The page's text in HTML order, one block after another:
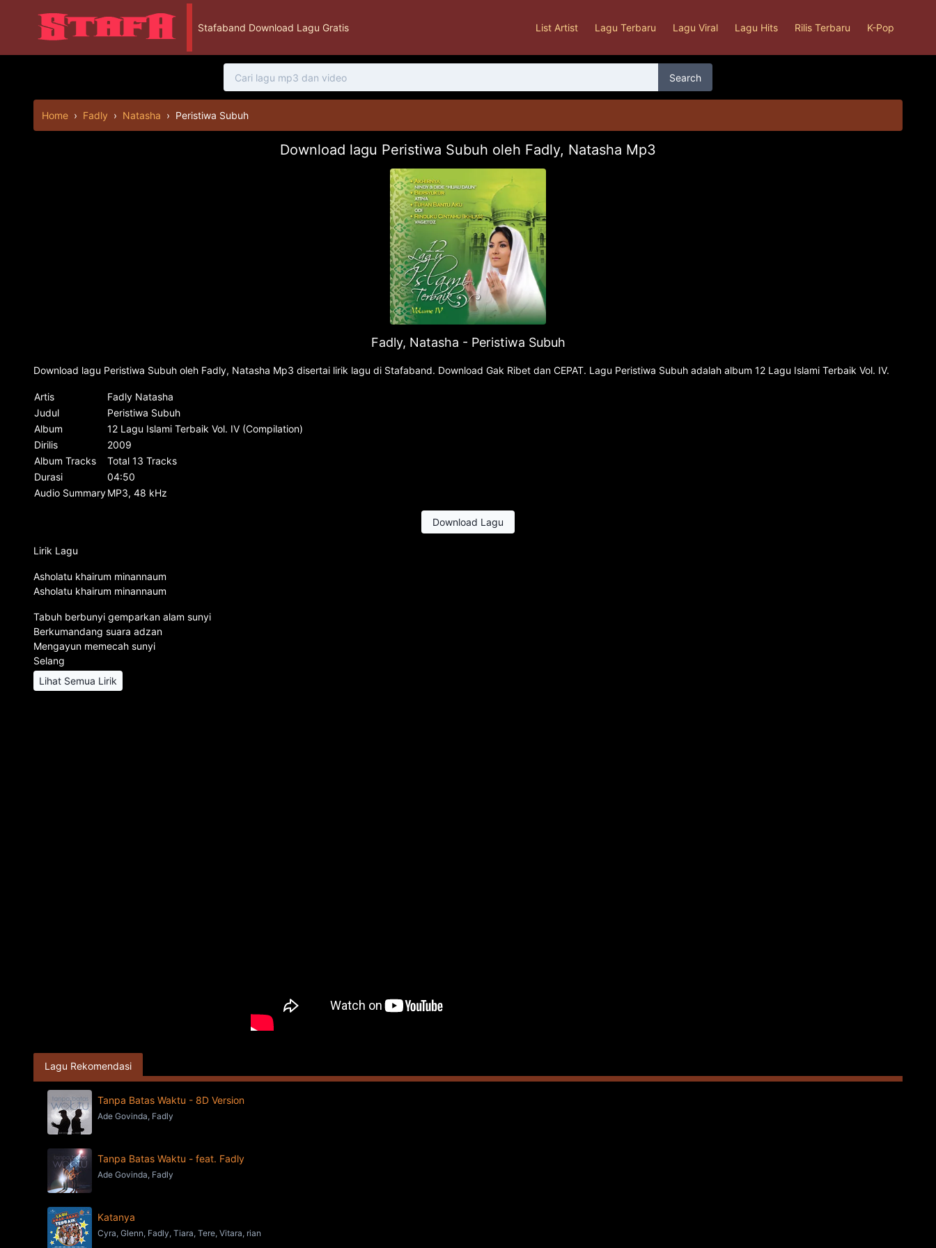
Stafaband Download Lagu Gratis List Artist Lagu Terbaru Lagu Viral Lagu Hits Rilis Terbaru K-Pop
Search
Home › Fadly › Natasha › Peristiwa Subuh
Download lagu Peristiwa Subuh oleh Fadly, Natasha Mp3
Fadly, Natasha - Peristiwa Subuh
Download lagu Peristiwa Subuh oleh Fadly, Natasha Mp3 disertai lirik lagu di Stafaband. Download Gak Ribet dan CEPAT. Lagu Peristiwa Subuh adalah album 12 Lagu Islami Terbaik Vol. IV.
Artis
Fadly Natasha
Judul
Peristiwa Subuh
Album
12 Lagu Islami Terbaik Vol. IV (Compilation)
Dirilis
2009
Album Tracks
Total 13 Tracks
Durasi
04:50
Audio SummaryMP3, 48 kHz
Download Lagu
Lirik Lagu
Asholatu khairum minannaum
Asholatu khairum minannaum
Tabuh berbunyi gemparkan alam sunyi
Berkumandang suara adzan
Mengayun memecah sunyi
Selang
Lihat Semua Lirik
Lagu Rekomendasi
Tanpa Batas Waktu - 8D Version
Ade Govinda, Fadly
Tanpa Batas Waktu - feat. Fadly
Ade Govinda, Fadly
Katanya
Cyra, Glenn, Fadly, Tiara, Tere, Vitara, rian